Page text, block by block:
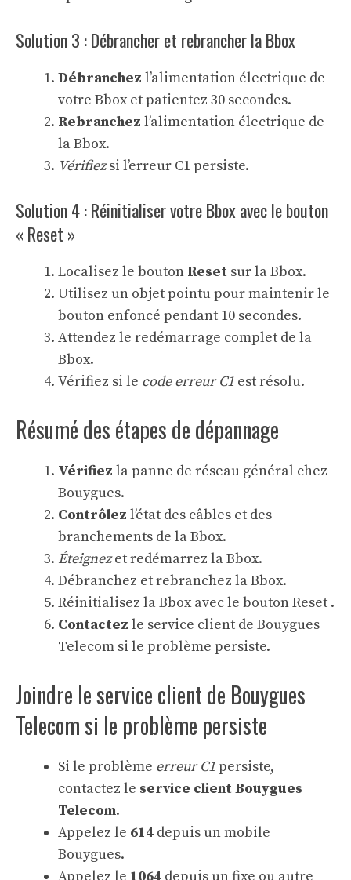
Solution 3 : Débrancher et rebrancher la Bbox
Débranchez l’alimentation électrique de
votre Bbox et patientez 30 secondes.
Rebranchez l’alimentation électrique de
la Bbox.
Vérifiezsi l’erreur C1 persiste.
Solution 4 : Réinitialiser votre Bbox avec le bouton
« Reset »
Localisez le bouton Reset sur la Bbox.
Utilisez un objet pointu pour maintenir le
bouton enfoncé pendant 10 secondes.
Attendez le redémarrage complet de la
Bbox.
Vérifiez si le code erreur C1 est résolu.
Résumé des étapes de dépannage
Vérifiez la panne de réseau général chez
Bouygues.
Contrôlez l’état des câbles et des
branchements de la Bbox.
Éteignezet redémarrez la Bbox.
Débranchez et rebranchez la Bbox.
Réinitialisez la Bbox avec le bouton Reset .
Contactez le service client de Bouygues
Telecom si le problème persiste.
Joindre le service client de Bouygues
Telecom si le problème persiste
Si le problème erreur C1persiste,
contactez le service client Bouygues
Telecom.
Appelez le 614 depuis un mobile
Bouygues.